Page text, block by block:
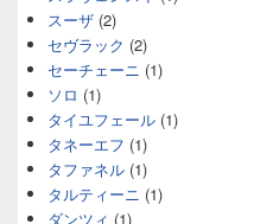
スーザ (2)
セヴラック (2)
セーチェーニ (1)
ソロ (1)
タイユフェール (1)
タネーエフ (1)
タファネル (1)
タルティーニ (1)
ダンツィ (1)